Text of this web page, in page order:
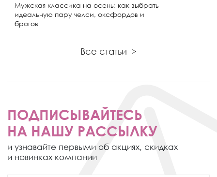
Мужская классика на осень: как выбрать
идеальную пару челси, оксфордов и
брогов
Все статьи >
ПОДПИСЫВАЙТЕСЬ
НА НАШУ РАССЫЛКУ
и узнавайте первыми об акциях, скидках
и новинках компании